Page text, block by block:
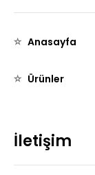
Anasayfa
Ürünler
İletişim